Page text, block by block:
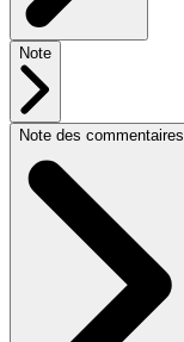
Note
Note des commentaires